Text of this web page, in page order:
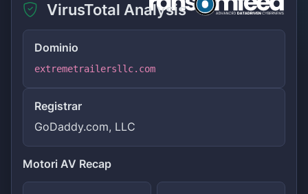
VirusTotal Analysis
Dominio
extremetrailersllc.com
Registrar
GoDaddy.com, LLC
Motori AV Recap